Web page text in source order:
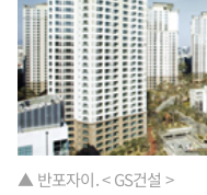
▲ 반포자이. < GS건설 >